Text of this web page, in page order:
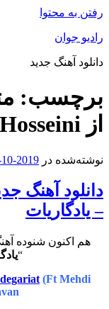
رفتن به محتوا
رادیو جوان
دانلود آهنگ جدید
برچسب:
از Mehdi Hosseini
نوشته‌شده در 2019-10-03
دانلود آهنگ
– یادگاریات
هم اکنون شنوده
“
(Ft Mehdi